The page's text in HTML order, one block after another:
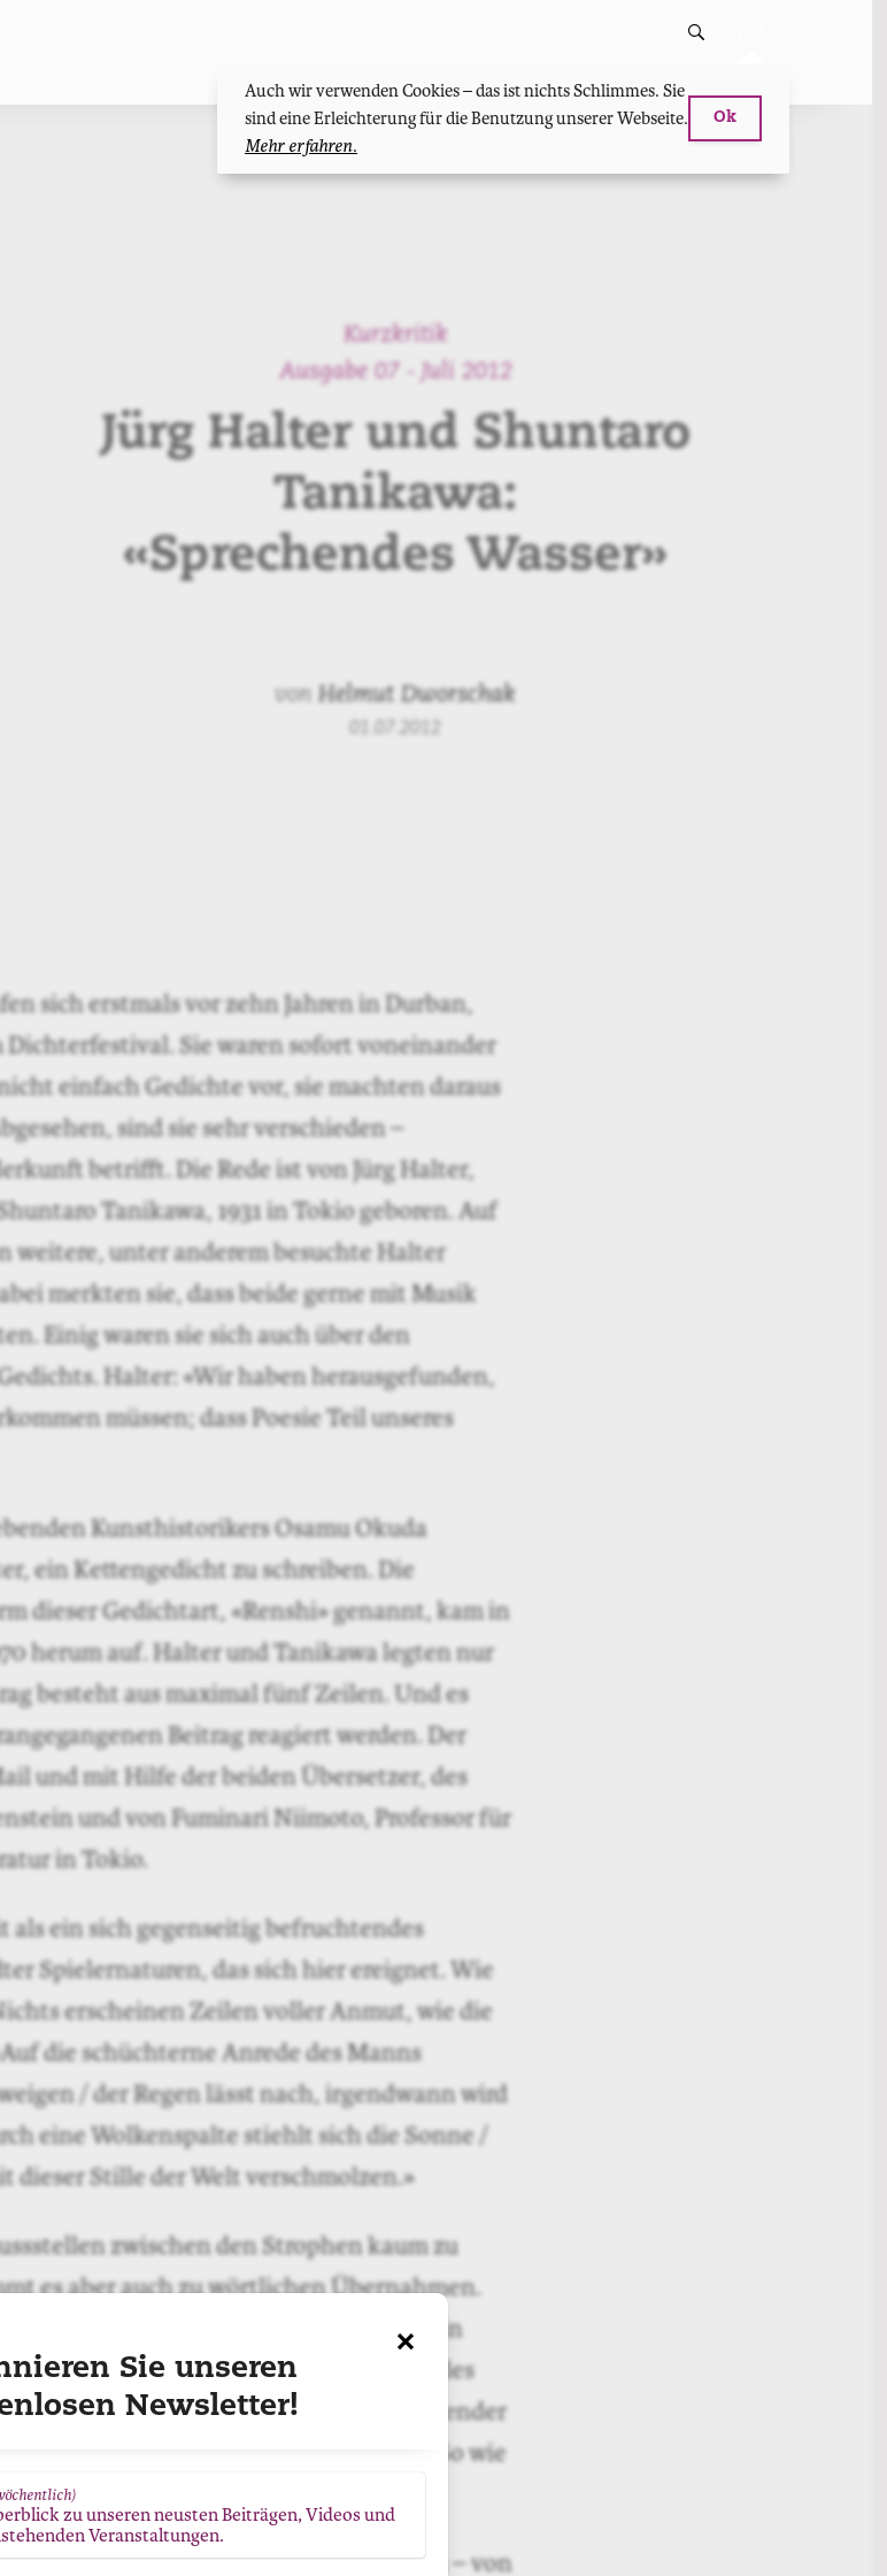
Auch wir verwenden Cookies – das ist nichts Schlimmes. Sie
sind eine Erleichterung für die Benutzung unserer Webseite.
Mehr erfahren.
Ok
Kurzkritik
Ausgabe 07 - Juli 2012
Jürg Halter und Shuntaro
Tanikawa:
«Sprechendes Wasser»
von Helmut Dworschak
01.07.2012
sich erstmals vor zehn Jahren in Durban,
Sie waren sofort voneinander
einfach Gedichte vor, sie machten daraus
sind sie sehr verschieden –
betrifft. Die Rede ist von Jürg Halter,
Tanikawa, 1931 in Tokio geboren. Auf
weitere, unter anderem besuchte Halter
merkten sie, dass beide gerne mit Musik
Einig waren sie sich auch über den
Halter: «Wir haben herausgefunden,
müssen; dass Poesie Teil unseres
Kunsthistorikers Osamu Okuda
ein Kettengedicht zu schreiben. Die
dieser Gedichtart, «Renshi» genannt, kam in
herum auf. Halter und Tanikawa legten nur
besteht aus maximal fünf Zeilen. Und es
Beitrag reagiert werden. Der
und mit Hilfe der beiden Übersetzer, des
und von Fuminari Niimoto, Professor für
in Tokio.
als ein sich gegenseitig befruchtendes
Spielernaturen, das sich hier ereignet. Wie
erscheinen Zeilen voller Anmut, wie die
die schüchterne Anrede des Manns
/ der Regen lässt nach, irgendwann wird
eine Wolkenspalte stiehlt sich die Sonne /
dieser Stille der Welt verschmolzen.»
zwischen den Strophen kaum zu
es aber auch zu wörtlichen Übernahmen.
eine entscheidende Rolle – sie ist in
Unbekannte, jedenfalls für Leser, die des
In der Mehrzahl der Fälle findet ein fliegender
Festgefügtes zu schweben beginnt. So wie
Traumgestade gespülten Erinnerungen – von
×
Sie unseren
Newsletter!
zu unseren neusten Beiträgen, Videos und
Veranstaltungen.